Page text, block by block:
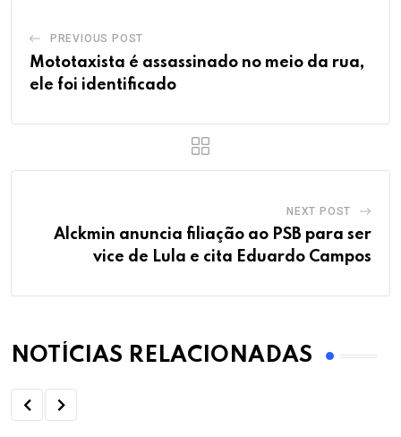
PREVIOUS POST
Mototaxista é assassinado no meio da rua,
ele foi identificado
NEXT POST
Alckmin anuncia filiação ao PSB para ser
vice de Lula e cita Eduardo Campos
NOTÍCIAS RELACIONADAS